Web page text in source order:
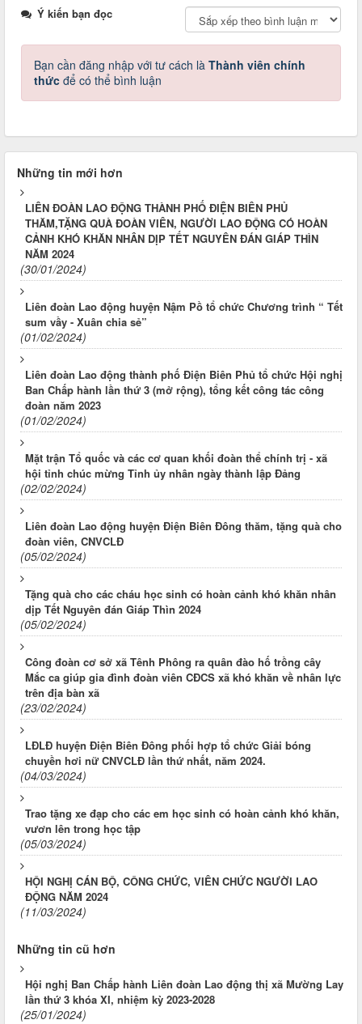
Ý kiến bạn đọc
Bạn cần đăng nhập với tư cách là Thành viên chính
thức để có thể bình luận
Những tin mới hơn
LIÊN ĐOÀN LAO ĐỘNG THÀNH PHỐ ĐIỆN BIÊN PHỦ
THĂM,TẶNG QUÀ ĐOÀN VIÊN, NGƯỜI LAO ĐỘNG CÓ HOÀN
CẢNH KHÓ KHĂN NHÂN DỊP TẾT NGUYÊN ĐÁN GIÁP THÌN
NĂM 2024
(30/01/2024)
Liên đoàn Lao động huyện Nậm Pồ tổ chức Chương trình “ Tết
sum vầy - Xuân chia sẻ”
(01/02/2024)
Liên đoàn Lao động thành phố Điện Biên Phủ tổ chức Hội nghị
Ban Chấp hành lần thứ 3 (mở rộng), tổng kết công tác công
đoàn năm 2023
(01/02/2024)
Mặt trận Tổ quốc và các cơ quan khối đoàn thể chính trị - xã
hội tỉnh chúc mừng Tỉnh ủy nhân ngày thành lập Đảng
(02/02/2024)
Liên đoàn Lao động huyện Điện Biên Đông thăm, tặng quà cho
đoàn viên, CNVCLĐ
(05/02/2024)
Tặng quà cho các cháu học sinh có hoàn cảnh khó khăn nhân
dịp Tết Nguyên đán Giáp Thìn 2024
(05/02/2024)
Công đoàn cơ sở xã Tênh Phông ra quân đào hố trồng cây
Mắc ca giúp gia đình đoàn viên CĐCS xã khó khăn về nhân lực
trên địa bàn xã
(23/02/2024)
LĐLĐ huyện Điện Biên Đông phối hợp tổ chức Giải bóng
chuyền hơi nữ CNVCLĐ lần thứ nhất, năm 2024.
(04/03/2024)
Trao tặng xe đạp cho các em học sinh có hoàn cảnh khó khăn,
vươn lên trong học tập
(05/03/2024)
HỘI NGHỊ CÁN BỘ, CÔNG CHỨC, VIÊN CHỨC NGƯỜI LAO
ĐỘNG NĂM 2024
(11/03/2024)
Những tin cũ hơn
Hội nghị Ban Chấp hành Liên đoàn Lao động thị xã Mường Lay
lần thứ 3 khóa XI, nhiệm kỳ 2023-2028
(25/01/2024)